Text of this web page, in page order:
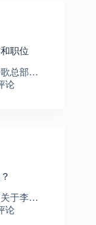
职位
歌总部…
论
关于李…
论